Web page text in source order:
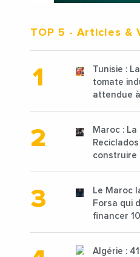
TOP 5 - Articles &
Tunisie :
tomate
attendue
Maroc :
construire
Le Maroc
Forsa qui
financer
Algérie :